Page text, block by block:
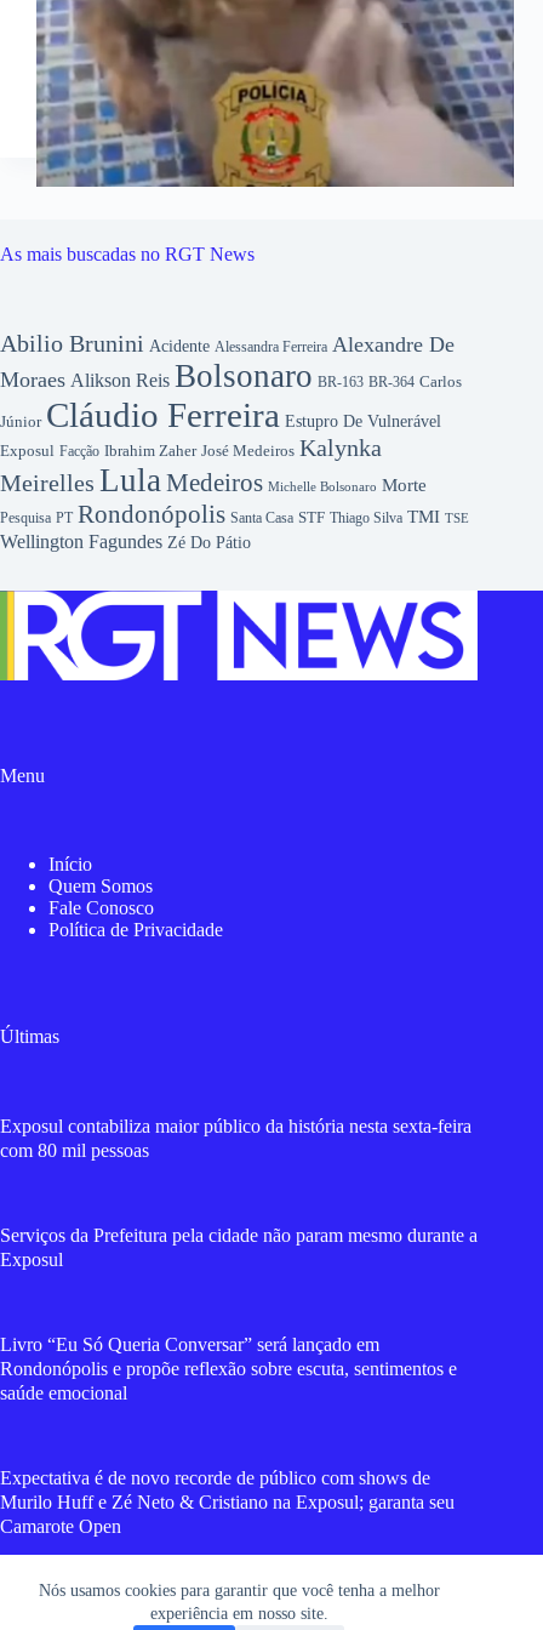
Nós usamos cookies para garantir que você tenha a melhor
experiência em nosso site.
As mais buscadas no RGT News
Abilio Brunini Acidente Alessandra Ferreira Alexandre De
Moraes Alikson Reis Bolsonaro BR-163 BR-364 Carlos
Júnior Cláudio Ferreira Estupro De Vulnerável
Exposul Facção Ibrahim Zaher José Medeiros Kalynka
Meirelles LulaMedeiros Michelle Bolsonaro Morte
Pesquisa PT Rondonópolis Santa Casa STF Thiago Silva TMI TSE
Wellington Fagundes Zé Do Pátio
Menu
Início
Quem Somos
Fale Conosco
Política de Privacidade
Últimas
Exposul contabiliza maior público da história nesta sexta-feira
com 80 mil pessoas
Serviços da Prefeitura pela cidade não param mesmo durante a
Exposul
Livro “Eu Só Queria Conversar” será lançado em
Rondonópolis e propõe reflexão sobre escuta, sentimentos e
saúde emocional
Expectativa é de novo recorde de público com shows de
Murilo Huff e Zé Neto & Cristiano na Exposul; garanta seu
Camarote Open
Vídeos mostram forte incêndio que destruiu cavalo mecânico